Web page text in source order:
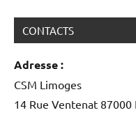
CONTACTS
Adresse :
CSM Limoges
14 Rue Ventenat 87000